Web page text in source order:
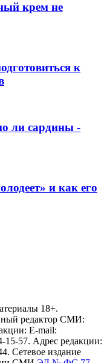
крем не
к
ли сардины -
и как его
18+.
редактор СМИ:
E-mail:
15-57. Адрес редакции:
Сетевое издание